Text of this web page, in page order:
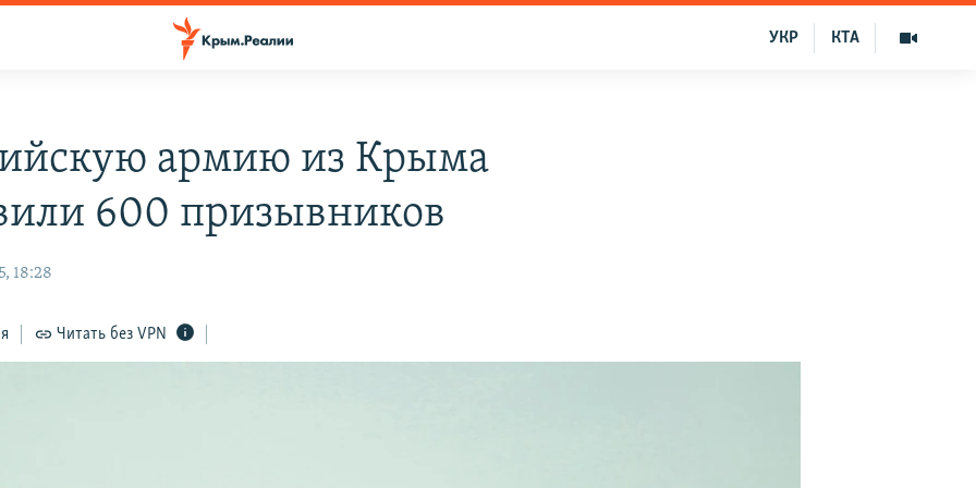
КТА
УКР
армию из Крыма
600 призывников
18:28
Читать без VPN